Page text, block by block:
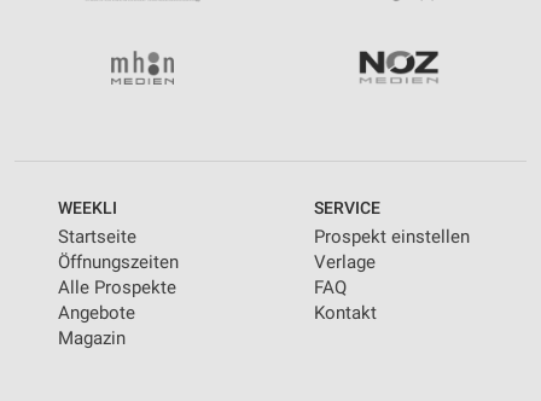
WEEKLI
Startseite
Öffnungszeiten
Alle Prospekte
Angebote
Magazin
SERVICE
Prospekt einstellen
Verlage
FAQ
Kontakt